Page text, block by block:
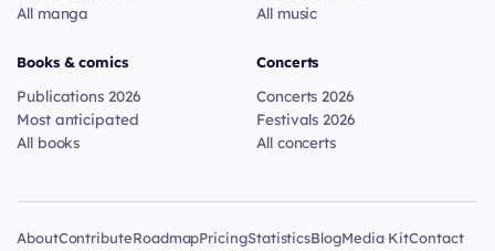
All manga
Books & comics
Publications 2026
Most anticipated
All books
All music
Concerts
Concerts 2026
Festivals 2026
All concerts
AboutContributeRoadmapPricingStatisticsBlogMedia KitContact